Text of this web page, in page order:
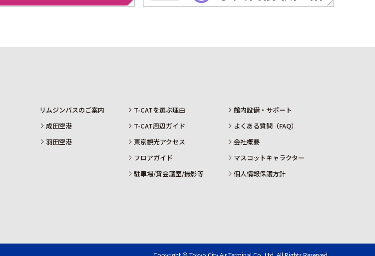
リムジンバスのご案内
成田空港
羽田空港
T-CATを選ぶ理由
T-CAT周辺ガイド
東京観光アクセス
フロアガイド
駐車場/貸会議室/撮影等
館内設備・サポート
よくある質問（FAQ）
会社概要
マスコットキャラクター
個人情報保護方針